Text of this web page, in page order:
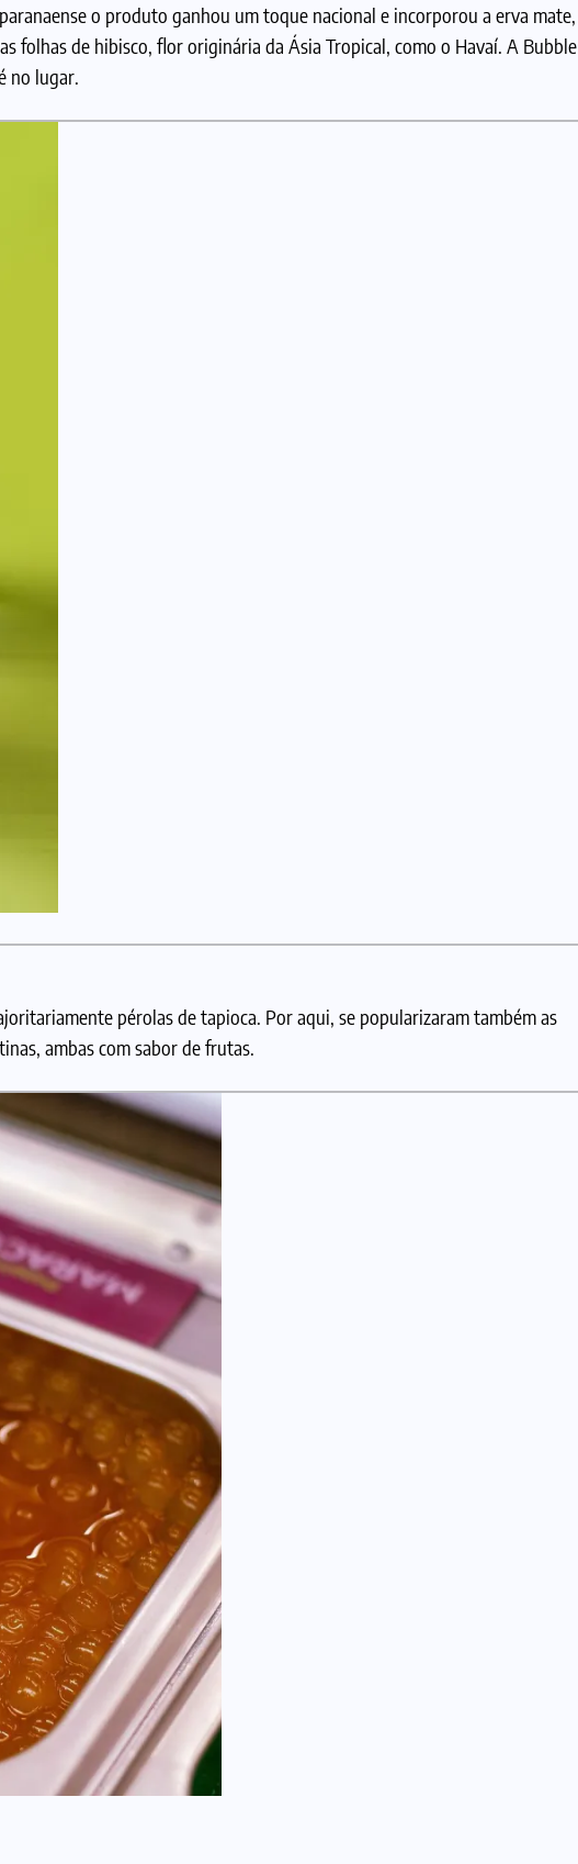
o produto ganhou um toque nacional e incorporou a erva mate,
folhas de hibisco, flor originária da Ásia Tropical, como o Havaí. A Bubble
no lugar.
pérolas de tapioca. Por aqui, se popularizaram também as
ambas com sabor de frutas.